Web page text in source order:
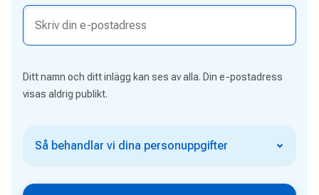
Ditt namn och ditt inlägg kan ses av alla. Din e-postadress
visas aldrig publikt.
Så behandlar vi dina personuppgifter